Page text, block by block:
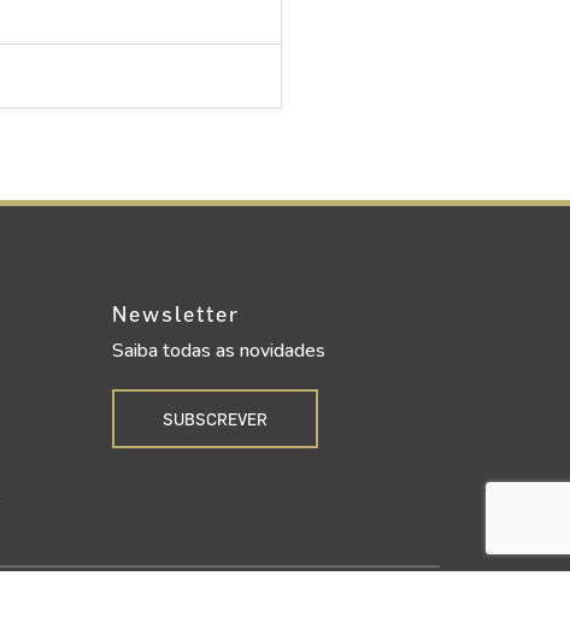
Newsletter
Saiba todas as novidades
SUBSCREVER